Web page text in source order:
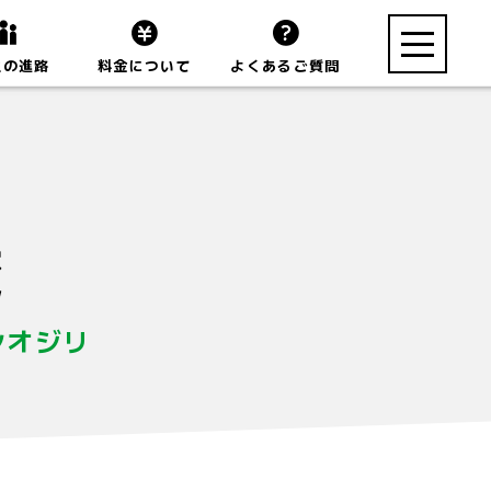
進路 料金について よくあるご質問
toggle
ジリ